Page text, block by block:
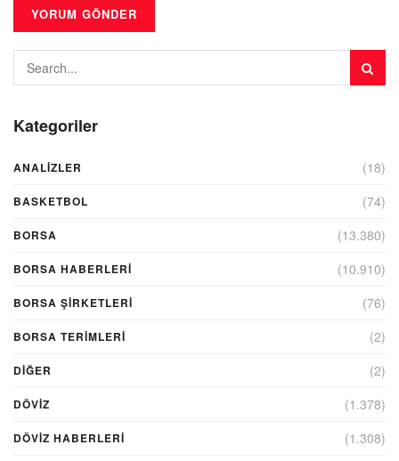
Kategoriler
ANALIZLER (18)
BASKETBOL (74)
BORSA (13.380)
BORSA HABERLERI (10.910)
BORSA ŞIRKETLERI (76)
BORSA TERIMLERI (2)
DIĞER (2)
DÖVİZ (1.378)
DÖVIZ HABERLERI (1.308)